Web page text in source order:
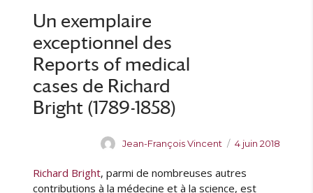
Un exemplaire
exceptionnel des
Reports of medical
cases de Richard
Bright (1789-1858)
A
t
e
Jean-François Vincent
P
b
l
4 juin 2018
Richard Bright, parmi de nombreuses autres
contributions à la médecine et à la science, est